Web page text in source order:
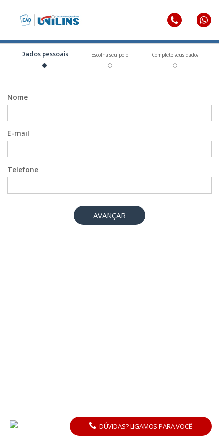
Dados pessoais Escolha seu polo Complete seus dados
Nome
E-mail
Telefone
AVANÇAR
DÚVIDAS? LIGAMOS PARA VOCÊ